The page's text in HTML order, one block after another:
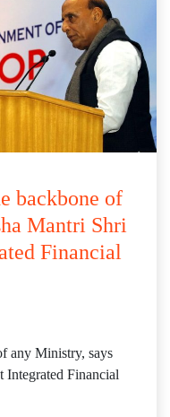
backbone of
Mantri Shri
Financial
any Ministry, says
Integrated Financial